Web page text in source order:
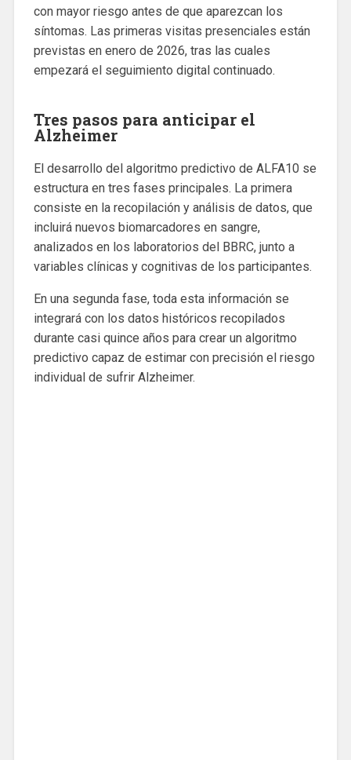
con mayor riesgo antes de que aparezcan los
síntomas. Las primeras visitas presenciales están
previstas en enero de 2026, tras las cuales
empezará el seguimiento digital continuado.
Tres pasos para anticipar el
Alzheimer
El desarrollo del algoritmo predictivo de ALFA10 se
estructura en tres fases principales. La primera
consiste en la recopilación y análisis de datos, que
incluirá nuevos biomarcadores en sangre,
analizados en los laboratorios del BBRC, junto a
variables clínicas y cognitivas de los participantes.
En una segunda fase, toda esta información se
integrará con los datos históricos recopilados
durante casi quince años para crear un algoritmo
predictivo capaz de estimar con precisión el riesgo
individual de sufrir Alzheimer.